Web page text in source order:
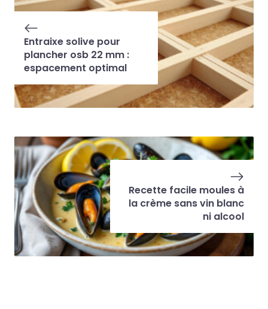
Entraixe solive pour
plancher osb 22 mm :
espacement optimal
Recette facile moules à
la crème sans vin blanc
ni alcool